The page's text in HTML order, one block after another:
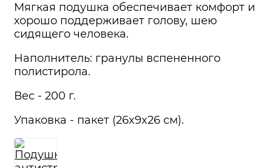
Мягкая подушка обеспечивает комфорт и
хорошо поддерживает голову, шею
сидящего человека.
Наполнитель: гранулы вспененного
полистирола.
Вес - 200 г.
Упаковка - пакет (26x9x26 см).